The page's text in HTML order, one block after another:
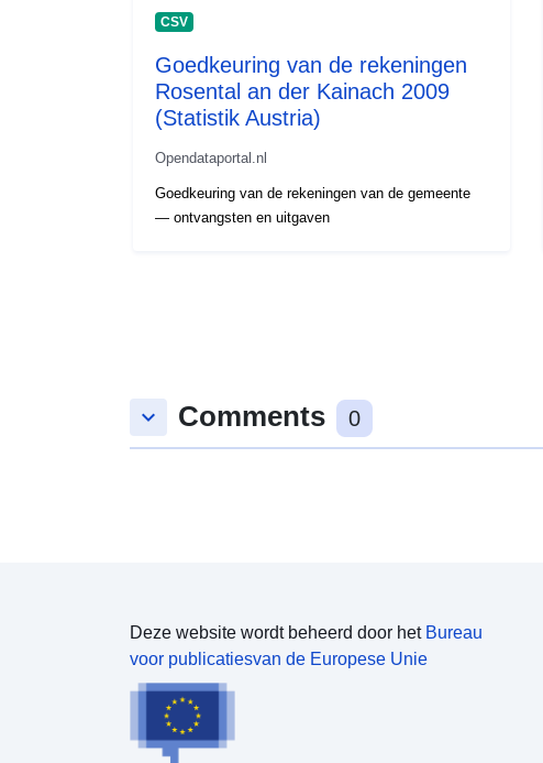
CSV
Goedkeuring van de rekeningen
Rosental an der Kainach 2009
(Statistik Austria)
Opendataportal.nl
Goedkeuring van de rekeningen van de gemeente
— ontvangsten en uitgaven
keyboard_arrow_down Comments 0
Deze website wordt beheerd door het Bureau
voor publicatiesvan de Europese Unie